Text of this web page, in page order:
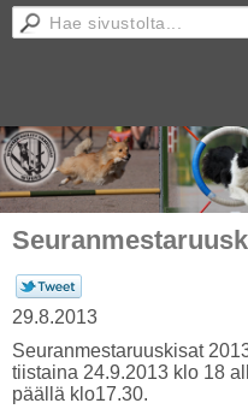
29.8.2013
Seuranmestaruuskisat
tiistaina 24.9.2013 klo 18
päällä klo17.30.